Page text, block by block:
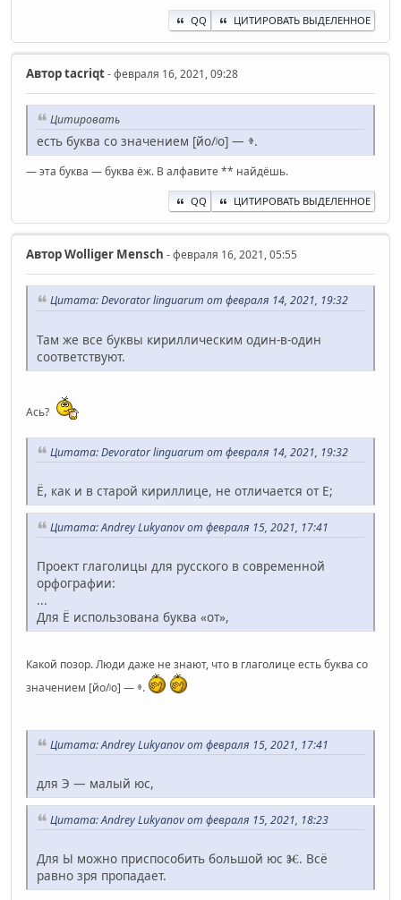
QQ ЦИТИРОВАТЬ ВЫДЕЛЕННОЕ
Авторta‍criqt- февраля 16, 2021, 09:28
Цитировать
есть буква со значением [йо/ʲо] — ⱖ.
— эта буква — буква ёж. В алфавите ** найдёшь.
QQ ЦИТИРОВАТЬ ВЫДЕЛЕННОЕ
АвторWolliger Mensch - февраля 16, 2021, 05:55
Цитата: Devorator linguarum от февраля 14, 2021, 19:32
Там же все буквы кириллическим один-в-один
соответствуют.
Ась?
Цитата: Devorator linguarum от февраля 14, 2021, 19:32
Ё, как и в старой кириллице, не отличается от Е;
Цитата: Andrey Lukyanov от февраля 15, 2021, 17:41
Проект глаголицы для русского в современной
орфографии:
...
Для Ё использована буква «от»,
Какой позор. Люди даже не знают, что в глаголице есть буква со
значением [йо/ʲо] — ⱖ.
Цитата: Andrey Lukyanov от февраля 15, 2021, 17:41
для Э — малый юс,
Цитата: Andrey Lukyanov от февраля 15, 2021, 18:23
Для Ы можно приспособить большой юс Ⱘ. Всё
равно зря пропадает.